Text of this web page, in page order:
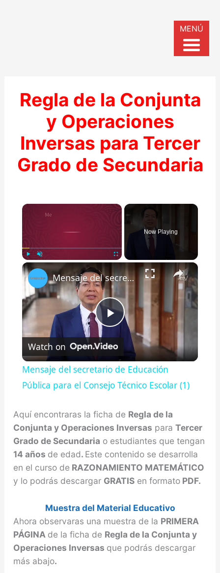
Regla de la Conjunta
y Operaciones
Inversas para Tercer
Grado de Secundaria
×
Unmute
Now Playing
×
Play
Video
Mensaje del secretario de Educación Pública para el Consejo Técnico Escolar (1)
Watch on
Mensaje del secretario de Educación
Pública para el Consejo Técnico Escolar (1)
Aquí encontraras la ficha de Regla de la
Conjunta y Operaciones Inversas para Tercer
Grado de Secundaria o estudiantes que tengan
14 años de edad. Este contenido se desarrolla
en el curso de RAZONAMIENTO MATEMÁTICO
y lo podrás descargar GRATISen formatoPDF.
Muestra del Material Educativo
Ahora observaras una muestra de la PRIMERA
PÁGINA de la ficha de Regla de la Conjunta y
Operaciones Inversas que podrás descargar
más abajo.
MENÚ